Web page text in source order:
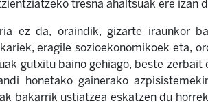
tresna ahaltsuak ere izan
ez da, oraindik, gizarte iraunkor
eragile sozioekonomikoek eta,
gutxitu baino gehiago, beste zerbait
honetako gainerako
bakarrik ustiatzea eskatzen du